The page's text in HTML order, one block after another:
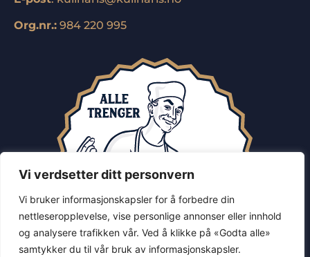
Vi verdsetter ditt personvern
Vi bruker informasjonskapsler for å forbedre din
nettleseropplevelse, vise personlige annonser eller innhold
og analysere trafikken vår. Ved å klikke på «Godta alle»
samtykker du til vår bruk av informasjonskapsler.
Org.nr.: 984 220 995